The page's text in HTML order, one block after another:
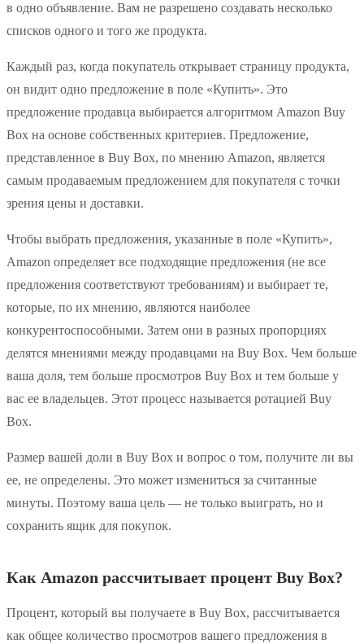
в одно объявление. Вам не разрешено создавать несколько
списков одного и того же продукта.
Каждый раз, когда покупатель открывает страницу продукта,
он видит одно предложение в поле «Купить». Это
предложение продавца выбирается алгоритмом Amazon Buy
Box на основе собственных критериев. Предложение,
представленное в Buy Box, по мнению Amazon, является
самым продаваемым предложением для покупателя с точки
зрения цены и доставки.
Чтобы выбрать предложения, указанные в поле «Купить»,
Amazon определяет все подходящие предложения (не все
предложения соответствуют требованиям) и выбирает те,
которые, по их мнению, являются наиболее
конкурентоспособными. Затем они в разных пропорциях
делятся мнениями между продавцами на Buy Box. Чем больше
ваша доля, тем больше просмотров Buy Box и тем больше у
вас ее владельцев. Этот процесс называется ротацией Buy
Box.
Размер вашей доли в Buy Box и вопрос о том, получите ли вы
ее, не определены. Это может измениться за считанные
минуты. Поэтому ваша цель — не только выиграть, но и
сохранить ящик для покупок.
Как Amazon рассчитывает процент Buy Box?
Процент, который вы получаете в Buy Box, рассчитывается
как общее количество просмотров вашего предложения в